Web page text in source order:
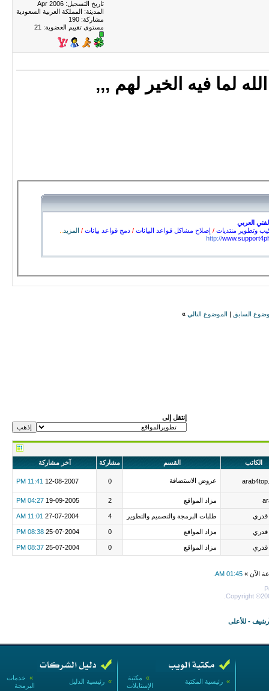
تاريخ التسجيل: Apr 2006
المدينة: المملكة العربية السعودية
مشاركة: 190
مستوى تقييم العضوية: 21
لما فيه الخير لهم ,,,
العربي
وتطوير منتديات / إصلاح مشاكل قواعد البيانات / دمج قواعد بيانات / المزيد
http://
السابق الموضوع التالي »
إنتقل إلى
الكاتب القسم مشاركة آخر مشاركة
عروض الاستضافة 0
12-08-2007
11:41 PM
مزاد المواقع 2
19-09-2005
04:27 PM
قدري طلبات البرمجة والتصميم والتطوير 4
27-07-2004
11:01 AM
قدري مزاد المواقع 0
25-07-2004
08:38 PM
قدري مزاد المواقع 0
25-07-2004
08:37 PM
الآن » 01:45 AM
Copyright
- للأعلى
» خدمات
البرمجة
» رئيسية الدليل
» مكتبة
الإستايلات
» رئيسية المكتبة